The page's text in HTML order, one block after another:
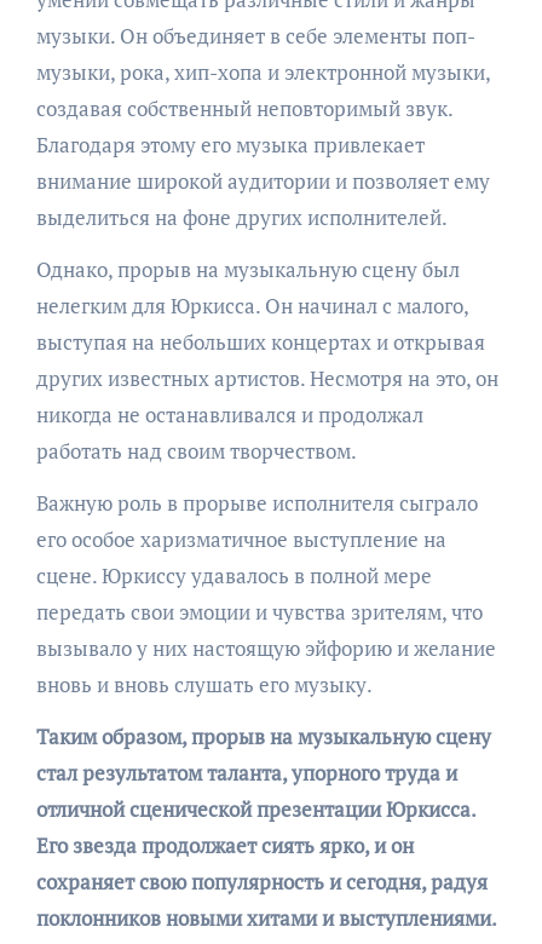
музыки. Он объединяет в себе элементы поп-
музыки, рока, хип-хопа и электронной музыки,
создавая собственный неповторимый звук.
Благодаря этому его музыка привлекает
внимание широкой аудитории и позволяет ему
выделиться на фоне других исполнителей.
Однако, прорыв на музыкальную сцену был
нелегким для Юркисса. Он начинал с малого,
выступая на небольших концертах и открывая
других известных артистов. Несмотря на это, он
никогда не останавливался и продолжал
работать над своим творчеством.
Важную роль в прорыве исполнителя сыграло
его особое харизматичное выступление на
сцене. Юркиссу удавалось в полной мере
передать свои эмоции и чувства зрителям, что
вызывало у них настоящую эйфорию и желание
вновь и вновь слушать его музыку.
Таким образом, прорыв на музыкальную сцену
стал результатом таланта, упорного труда и
отличной сценической презентации Юркисса.
Его звезда продолжает сиять ярко, и он
сохраняет свою популярность и сегодня, радуя
поклонников новыми хитами и выступлениями.